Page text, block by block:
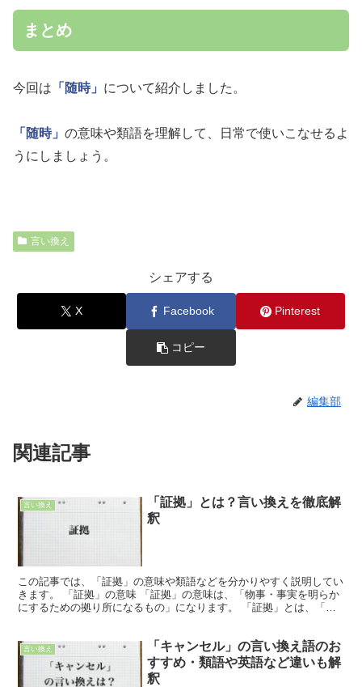
まとめ
今回は 「随時」 について紹介しました。
「随時」 の意味や類語を理解して、日常で使いこなせるよ
うにしましょう。
言い換え
シェアする
X Facebook Pinterest
コピー
編集部
関連記事
言い換え
「証拠」とは？言い換えを徹底解
釈
この記事では、「証拠」の意味や類語などを分かりやすく説明してい
きます。 「証拠」の意味 「証拠」の意味は、「物事・事実を明らか
にするための拠り所になるもの」になります。 「証拠」とは、「そ
言い換え
「キャンセル」の言い換え語のお
すすめ・類語や英語など違いも解
釈